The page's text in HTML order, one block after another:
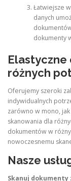
Łatwiejsze
danych
dokumenty
różnych
Oferujemy szeroki
indywidualnych
zarówno w mono,
skanowania dla
dokumentów w
nowoczesnemu
Nasze
Skanuj dokumenty